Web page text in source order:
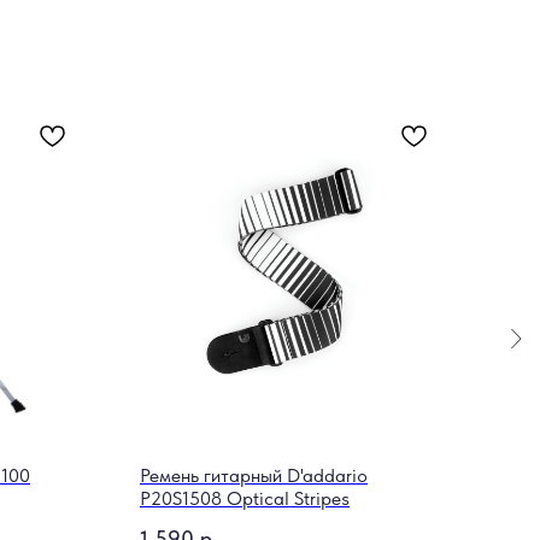
Ремень гитарный D'addario
P20S1508 Optical Stripes